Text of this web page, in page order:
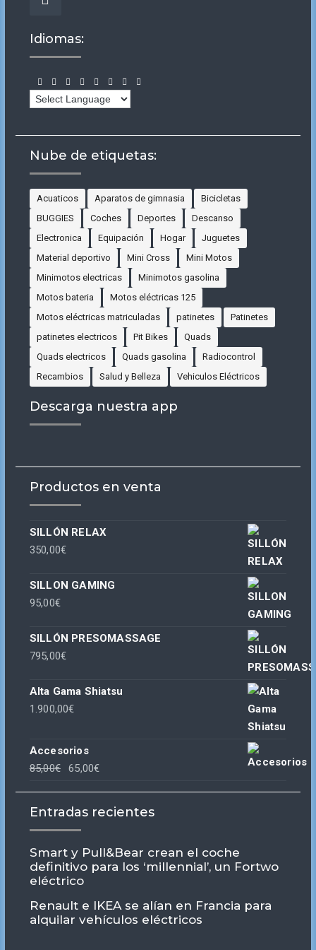
Idiomas:
Nube de etiquetas:
Acuaticos Aparatos de gimnasia
Bicicletas
BUGGIES
Coches Deportes
Descanso
Electronica
Equipación Hogar
Juguetes
Material deportivo
Mini Cross
Mini Motos
Minimotos electricas
Minimotos gasolina
Motos bateria
Motos eléctricas 125
Motos eléctricas matriculadas
patinetes
Patinetes
patinetes electricos
Pit Bikes
Quads
Quads electricos
Quads gasolina
Radiocontrol
Recambios
Salud y Belleza Vehiculos Eléctricos
Descarga nuestra app
Productos en venta
SILLÓN RELAX
350,00€
SILLON GAMING
95,00€
SILLÓN PRESOMASSAGE
795,00€
Alta Gama Shiatsu
1.900,00€
Accesorios
85,00€
El
era:
65,00€
es:
Entradas recientes
Smart y Pull&Bear crean el coche
definitivo para los ‘millennial’, un Fortwo
eléctrico
Renault e IKEA se alían en Francia para
alquilar vehículos eléctricos